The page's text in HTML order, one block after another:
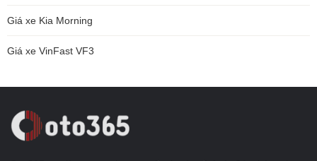
Giá xe Kia Morning
Giá xe VinFast VF3